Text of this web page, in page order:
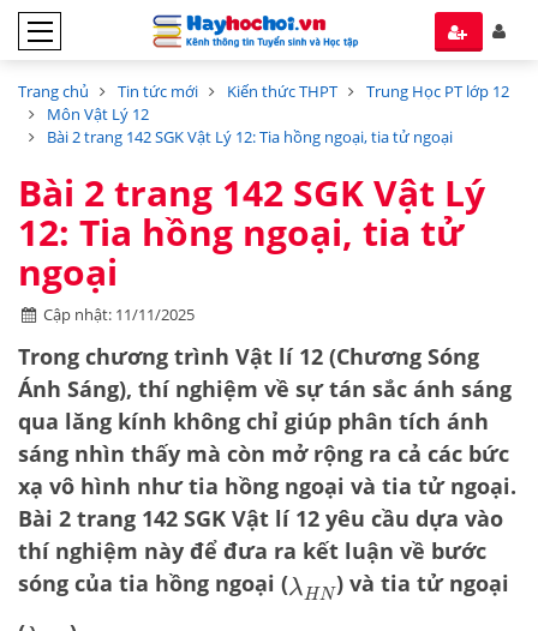
Trang chủ Tin tức mới Kiến thức THPT
Trung Học PT lớp 12
Môn Vật Lý 12
Bài 2 trang 142 SGK Vật Lý 12: Tia hồng ngoại, tia tử ngoại
Bài 2 trang 142 SGK Vật Lý
12: Tia hồng ngoại, tia tử
ngoại
Cập nhật: 11/11/2025
Trong chương trình Vật lí 12 (Chương Sóng
Ánh Sáng), thí nghiệm về sựtán sắc ánh sáng
qua lăng kính không chỉ giúp phân tích ánh
sáng nhìn thấy mà còn mở rộng ra cả các bức
xạ vô hình như tia hồng ngoại và tia tử ngoại.
Bài 2 trang 142 SGK Vật lí 12 yêu cầu dựa vào
thí nghiệm này để đưa ra kết luận về bước
sóng của tia hồng ngoại (λHN) và tia tử ngoại